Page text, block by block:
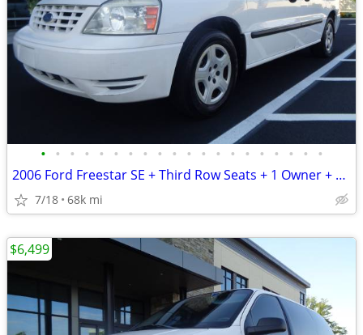
• • • • • • • • • • • • • • • • • • • •
2006 Ford Freestar SE + Third Row Seats + 1 Owner + 68,000 Miles
7/18 68k mi
$6,499